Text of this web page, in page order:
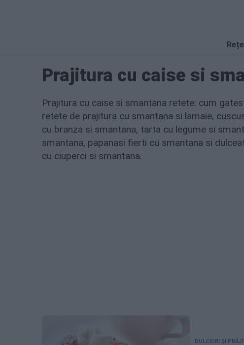
Prajitura cu caise si
Prajitura cu caise si smantana retete: cum
retete de prajitura cu smantana si lamaie,
cu branza si smantana, tarta cu legume si
smantana, papanasi fierti cu smantana si
cu ciuperci si smantana.
DULCIURI ȘI